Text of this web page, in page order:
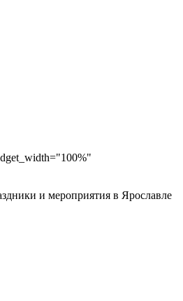
и мероприятия в Ярославле